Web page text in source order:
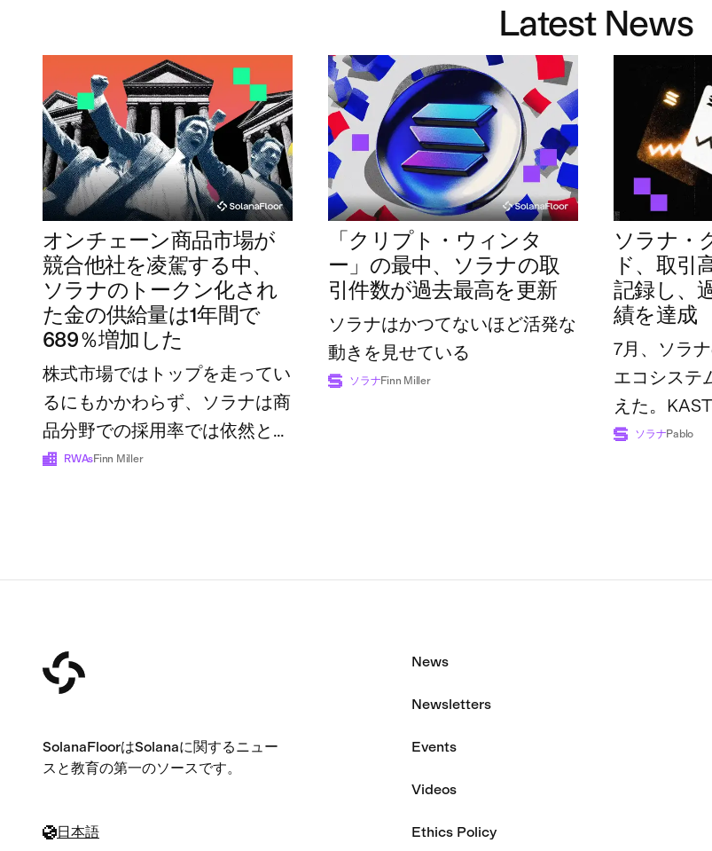
Latest News
オンチェーン商品市場が
競合他社を凌駕する中、
ソラナのトークン化され
た金の供給量は1年間で
689％増加した
株式市場ではトップを走ってい
るにもかかわらず、ソラナは商
品分野での採用率では依然とし
て後れを取っている
RWAsFinn Miller
「クリプト・ウィンタ
ー」の最中、ソラナの取
引件数が過去最高を更新
ソラナはかつてないほど活発な
動きを見せている
ソラナFinn Miller
ソラナ・
ド、取引
記録し、
績を達成
7月、ソラ
エコシステ
えた。
広げた一方
ソラナPablo
SolanaFloorはSolanaに関するニュー
スと教育の第一のソースです。
日本語
News
Newsletters
Events
Videos
Ethics Policy